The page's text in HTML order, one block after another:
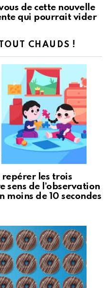
de cette nouvelle
qui pourrait vider
CHAUDS !
repérer les trois
sens de l’observation
moins de 10 secondes